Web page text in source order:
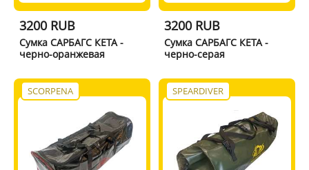
3200 RUB
Сумка САРБАГС КЕТА -
черно-оранжевая
3200 RUB
Сумка САРБАГС КЕТА -
черно-серая
SCORPENA SPEARDIVER